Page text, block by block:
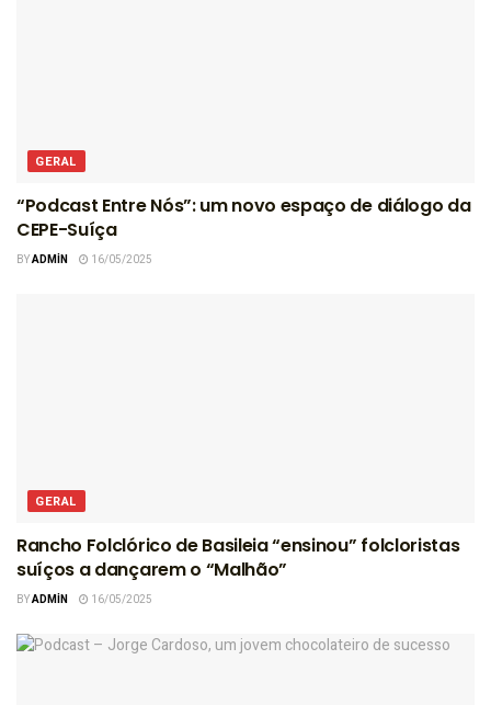
GERAL
“Podcast Entre Nós”: um novo espaço de diálogo da
CEPE-Suíça
BYADMIN 16/05/2025
GERAL
Rancho Folclórico de Basileia “ensinou” folcloristas
suíços a dançarem o “Malhão”
BYADMIN 16/05/2025